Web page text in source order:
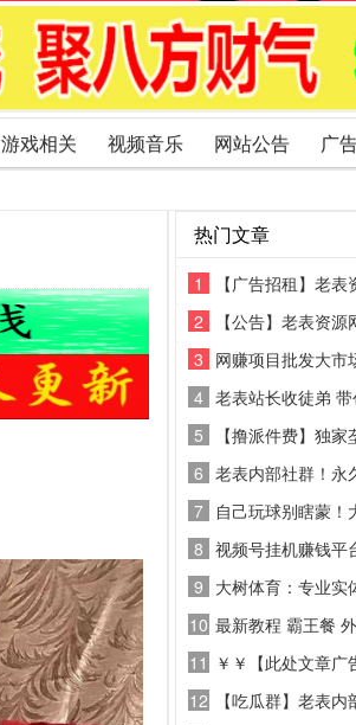
游戏相关 视频音乐 网站公告 广
热门文章
1
【广告招租】老
2
【公告】老表资源
3 网赚项目批发大市
4 老表站长收徒弟 带
5
【撸派件费】独
6 老表内部社群！永
7 自己玩球别瞎蒙！
8 视频号挂机赚钱平
9 大树体育：专业实
10 最新教程 霸王餐 外
11 ￥￥【此处文章广
12
【吃瓜群】老表内